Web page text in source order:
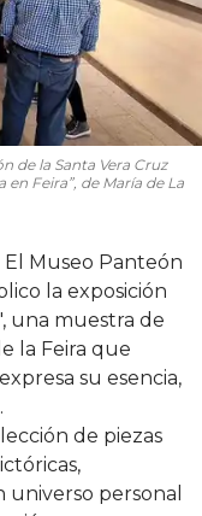
de la Santa Vera Cruz
Feira”, de María de La
Museo Panteón
la exposición
una muestra de
la Feira que
su esencia,
de piezas
personal